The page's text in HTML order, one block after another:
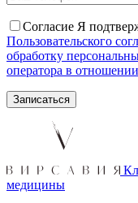
Согласие Я
Пользовательского
обработку
оператора в
медицины